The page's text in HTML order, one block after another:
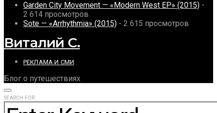
Garden City Movement — «Modern West EP» (2015) -
2 614 просмотров
Sote — «Arrhythmia» (2015) - 2 615 просмотров
Виталий С.
РЕКЛАМА И СМИ
Блог о путешествиях
SEARCH FOR: